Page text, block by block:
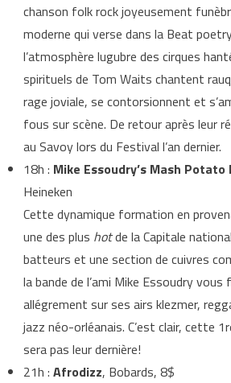
chanson folk rock joyeusement
moderne qui verse dans la Beat
l’atmosphère lugubre des cirques
spirituels de Tom Waits chantent
rage joviale, se contorsionnent et
fous sur scène. De retour après leur
au Savoy lors du Festival l’an dernier.
18h : Mike Essoudry’s Mash Potato
Heineken
Cette dynamique formation en
une des plus hotde la Capitale
batteurs et une section de cuivres
la bande de l’ami Mike Essoudry vous
allégrement sur ses airs klezmer,
jazz néo-orléanais. C’est clair, cette
sera pas leur dernière!
21h : Afrodizz, Bobards, 8$